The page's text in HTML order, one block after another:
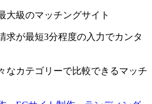
大級のマッチングサイト
求が最短3分程度の入力でカンタ
なカテゴリーで比較できるマッチ